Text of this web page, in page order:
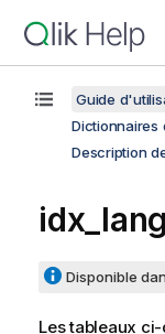
Guide
Dictionnaires
Description
Disponible
Les tableaux